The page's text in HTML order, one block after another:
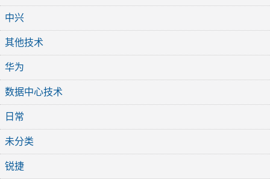
中兴
其他技术
华为
数据中心技术
日常
未分类
锐捷